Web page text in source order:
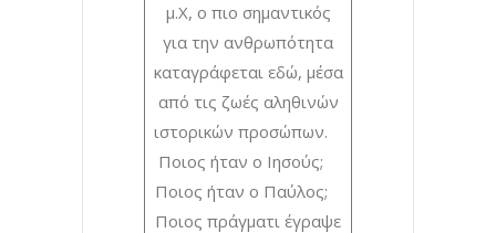
μ.Χ, ο πιο σημαντικός
για την ανθρωπότητα
καταγράφεται εδώ, μέσα
από τις ζωές αληθινών
ιστορικών προσώπων.
Ποιος ήταν ο Ιησούς;
Ποιος ήταν ο Παύλος;
Ποιος πράγματι έγραψε